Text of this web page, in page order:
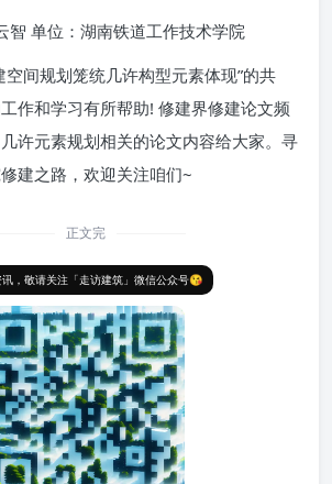
智 单位：湖南铁道工作技术学院
空间规划笼统几许构型元素体现”的共
作和学习有所帮助! 修建界修建论文频
许元素规划相关的论文内容给大家。寻
建之路，欢迎关注咱们~
正文完
，敬请关注「走访建筑」微信公众号😘